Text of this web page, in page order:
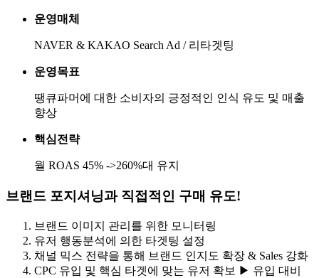
운영매체
NAVER & KAKAO Search Ad / 리타겟팅
운영목표
땡큐파머에 대한 소비자의 긍정적인 인식 유도 및 매출
향상
핵심전략
월 ROAS 45% ->260%대 유지
브랜드 포지셔닝과 직접적인 구매 유도!
브랜드 이미지 관리를 위한 모니터링
유저 행동분석에 의한 타겟팅 설정
채널 믹스 전략을 통해 브랜드 인지도 확장 & Sales 강화
CPC 유입 및 핵심 타겟에 맞는 유저 확보 ▶ 유입 대비